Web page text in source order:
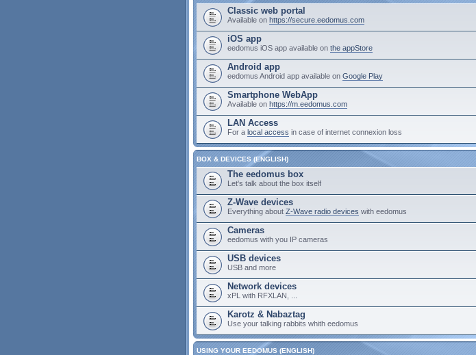
Classic web portal
Available on https://secure.eedomus.com
iOS app
eedomus iOS app available on the appStore
Android app
eedomus Android app available on Google Play
Smartphone WebApp
Available on https://m.eedomus.com
LAN Access
For a local access in case of internet connexion loss
BOX & DEVICES (ENGLISH)
The eedomus box
Let's talk about the box itself
Z-Wave devices
Everything about Z-Wave radio devices with eedomus
Cameras
eedomus with you IP cameras
USB devices
USB and more
Network devices
xPL with RFXLAN, ...
Karotz & Nabaztag
Use your talking rabbits whith eedomus
USING YOUR EEDOMUS (ENGLISH)